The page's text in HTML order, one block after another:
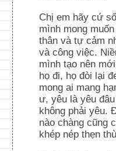
Chị em hãy cứ
mình mong
thân và tự cảm
và công việc.
mình tạo nên
họ đi, họ đòi lại
mong ai mang
ư, yêu là yêu
không phải yêu.
nào chàng cũng
khép nép thẹn